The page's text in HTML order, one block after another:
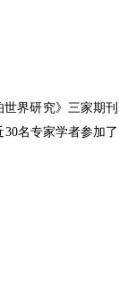
界研究》三家期刊
30名专家学者参加了